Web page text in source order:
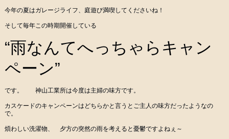
今年の夏はガレージライフ、庭遊び満喫してくださいね！
そして毎年この時期開催している
“雨なんてへっちゃらキャン
ペーン”
です。 神山工業所は今度は主婦の味方です。
カスケードのキャンペーンはどちらかと言うとご主人の味方だったようなの
で。
煩わしい洗濯物、 夕方の突然の雨を考えると憂鬱ですよねぇ～